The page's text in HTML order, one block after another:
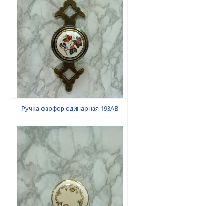
40 грн.
Ручка фарфор одинарная 193АВ